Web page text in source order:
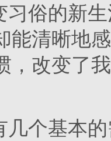
习俗的新
能清晰地
，改变了
几个基本